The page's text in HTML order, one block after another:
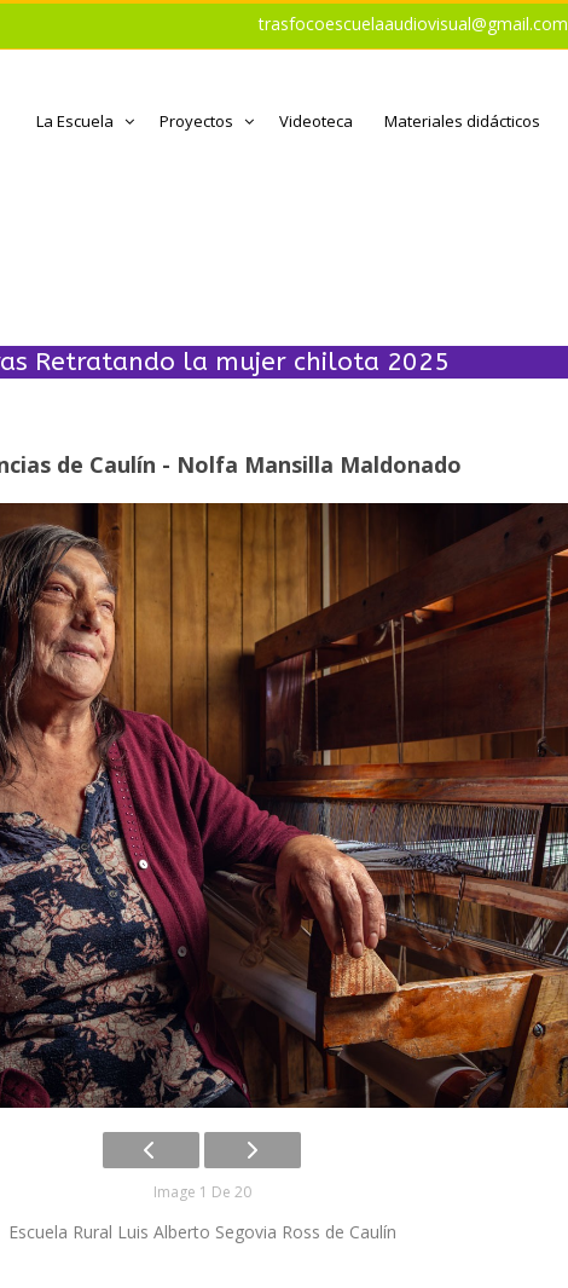
trasfocoescuelaaudiovisual@gmail.com
La Escuela Proyectos Videoteca Materiales didácticos
Retratando la mujer chilota 2025
de Caulín - Nolfa Mansilla Maldonado
Image 1 De 20
Escuela Rural Luis Alberto Segovia Ross de Caulín